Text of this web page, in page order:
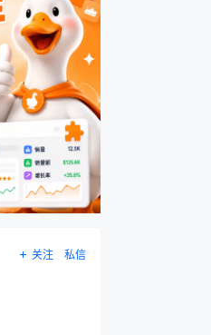
关注 私信